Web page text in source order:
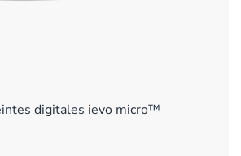
digitales ievo micro™